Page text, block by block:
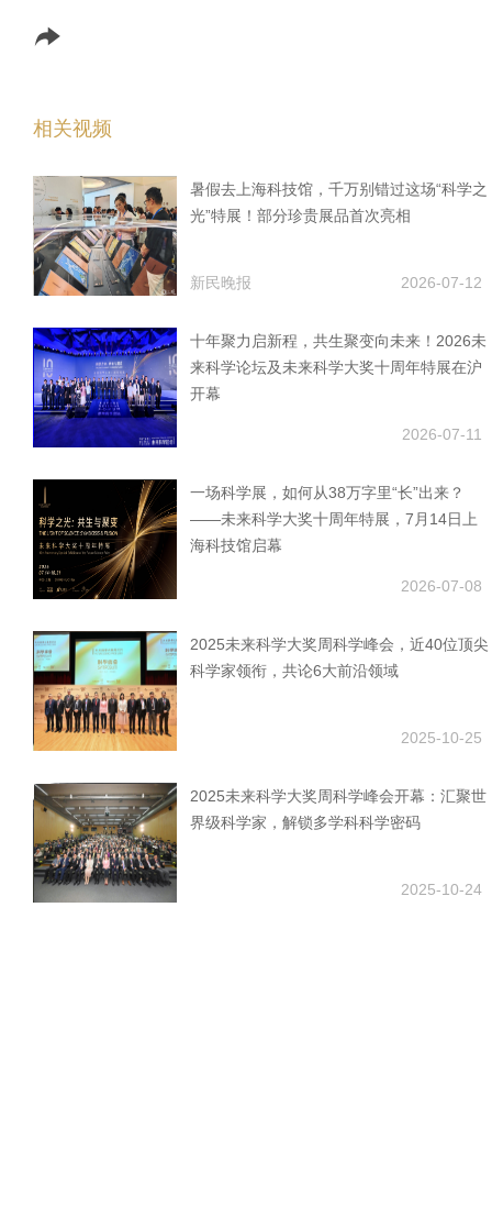
相关视频
暑假去上海科技馆，千万别错过这场“科学之
光”特展！部分珍贵展品首次亮相
新民晚报 2026-07-12
十年聚力启新程，共生聚变向未来！2026未
来科学论坛及未来科学大奖十周年特展在沪
开幕
2026-07-11
一场科学展，如何从38万字里“长”出来？
——未来科学大奖十周年特展，7月14日上
海科技馆启幕
2026-07-08
2025未来科学大奖周科学峰会，近40位顶尖
科学家领衔，共论6大前沿领域
2025-10-25
2025未来科学大奖周科学峰会开幕：汇聚世
界级科学家，解锁多学科科学密码
2025-10-24